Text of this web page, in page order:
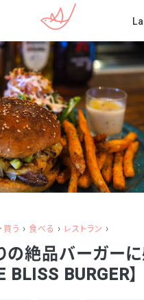
買う › 食べる › レストラン ›
の絶品バーガー
BLISS BURGER】